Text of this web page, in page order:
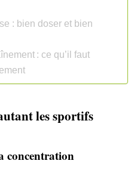
: bien doser et bien
: ce qu’il faut
les sportifs
concentration